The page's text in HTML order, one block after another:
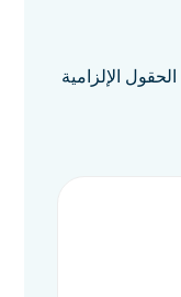
الحقول الإلزامية